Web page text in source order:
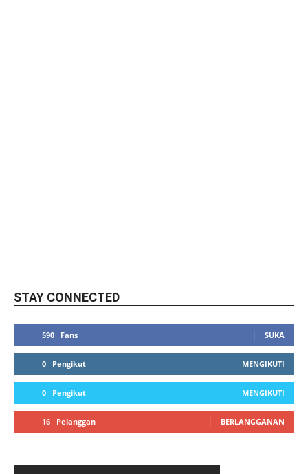
STAY CONNECTED
590 Fans SUKA
0 Pengikut MENGIKUTI
0 Pengikut MENGIKUTI
16 Pelanggan BERLANGGANAN